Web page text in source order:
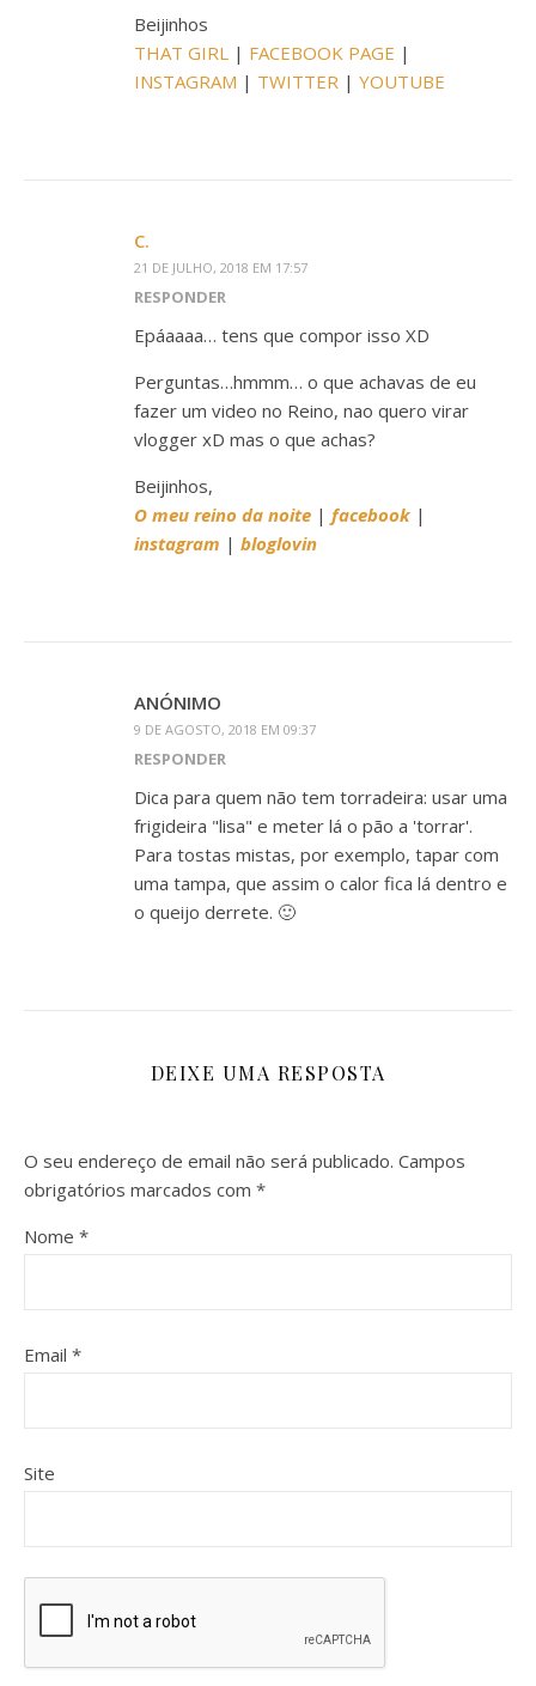
Beijinhos
THAT GIRL | FACEBOOK PAGE |
INSTAGRAM | TWITTER | YOUTUBE
C.
21 DE JULHO, 2018 EM 17:57
RESPONDER
Epáaaaa… tens que compor isso XD
Perguntas…hmmm… o que achavas de eu
fazer um video no Reino, nao quero virar
vlogger xD mas o que achas?
Beijinhos,
O meu reino da noite | facebook |
instagram | bloglovin
ANÓNIMO
9 DE AGOSTO, 2018 EM 09:37
RESPONDER
Dica para quem não tem torradeira: usar uma
frigideira "lisa" e meter lá o pão a 'torrar'.
Para tostas mistas, por exemplo, tapar com
uma tampa, que assim o calor fica lá dentro e
o queijo derrete. 🙂
DEIXE UMA RESPOSTA
O seu endereço de email não será publicado. Campos
obrigatórios marcados com *
Nome *
Email *
Site